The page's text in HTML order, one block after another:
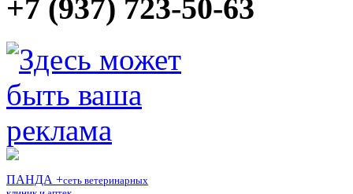
+7 (937) 723-50-63